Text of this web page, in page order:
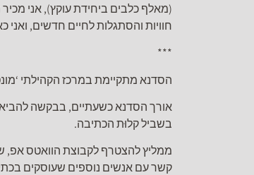
(מאלף כלבים ביחידת עוקץ), אני
חוויות והסתגלות לחיים חדשים,
***
הסדנא מתקיימת במרכז הקהילתי ‘מונטי’,
אורך הסדנא כשעתיים, בבקשה להביא
בשביל קלוּת הכתיבה.
ממליץ להצטרף לקבוצת הוואטס אפ,
קשר עם אנשים נוספים שעוסקים